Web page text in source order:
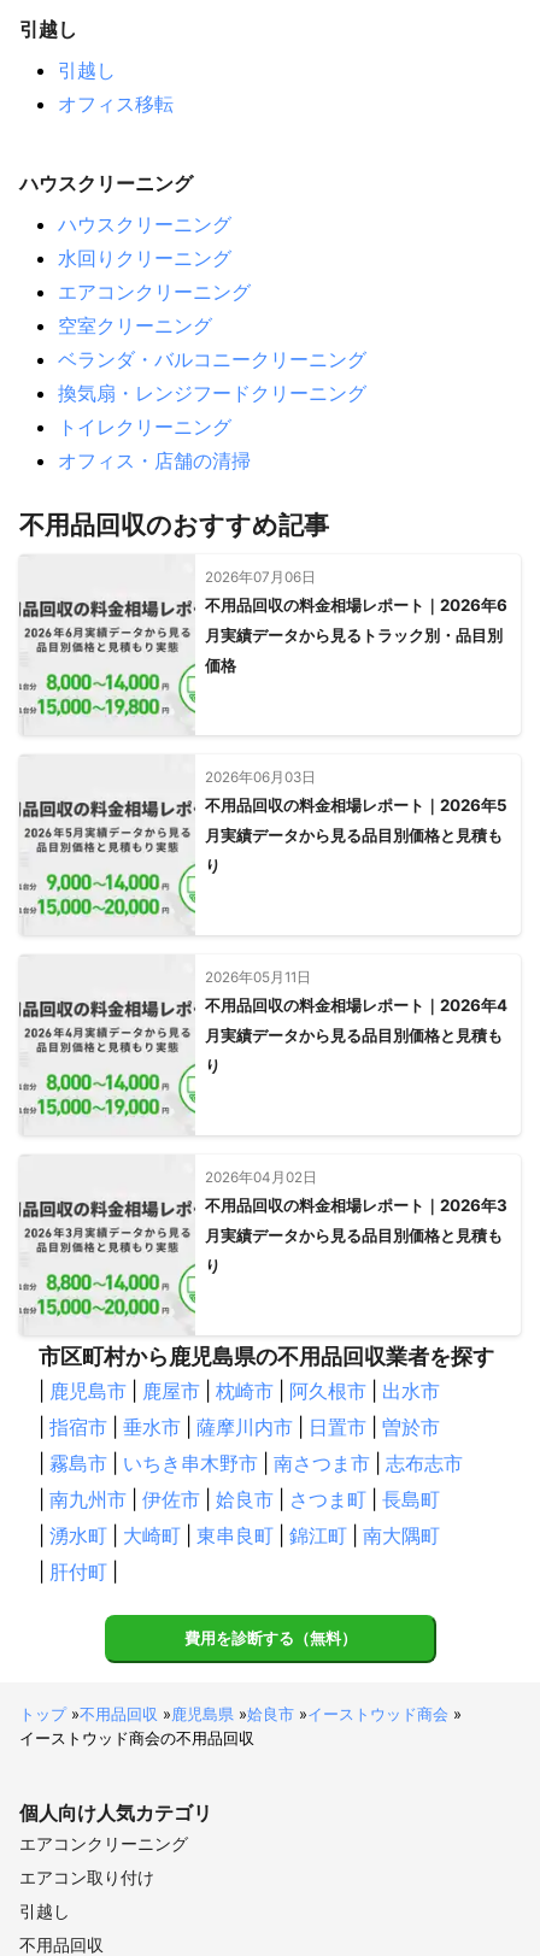
引越し
引越し
オフィス移転
ハウスクリーニング
ハウスクリーニング
水回りクリーニング
エアコンクリーニング
空室クリーニング
ベランダ・バルコニークリーニング
換気扇・レンジフードクリーニング
トイレクリーニング
オフィス・店舗の清掃
不用品回収のおすすめ記事
2026年07月06日
不用品回収の料金相場レポート｜2026年6
月実績データから見るトラック別・品目別
価格
2026年06月03日
不用品回収の料金相場レポート｜2026年5
月実績データから見る品目別価格と見積も
り
2026年05月11日
不用品回収の料金相場レポート｜2026年4
月実績データから見る品目別価格と見積も
り
2026年04月02日
不用品回収の料金相場レポート｜2026年3
月実績データから見る品目別価格と見積も
り
市区町村から鹿児島県の不用品回収業者を探す
鹿児島市 鹿屋市 枕崎市 阿久根市
出水市
指宿市 垂水市 薩摩川内市 日置市
曽於市
霧島市 いちき串木野市 南さつま市
志布志市
南九州市 伊佐市 姶良市 さつま町
長島町
湧水町 大崎町 東串良町 錦江町
南大隅町
肝付町
費用を診断する（無料）
トップ»不用品回収 »鹿児島県 »姶良市 »イーストウッド商会 »
イーストウッド商会の不用品回収
個人向け人気カテゴリ
エアコンクリーニング
エアコン取り付け
引越し
不用品回収